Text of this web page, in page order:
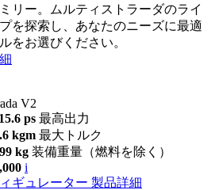
リー。ムルティストラーダのライ
を探索し、あなたのニーズに最適
をお選びください。
V2
ps 最高出力
kgm 最大トルク
kg 装備重量（燃料を除く）
i
ギュレーター 製品詳細